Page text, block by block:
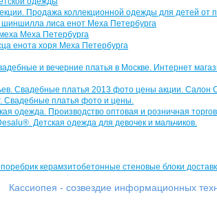
Кассиопея - созвездие информационных